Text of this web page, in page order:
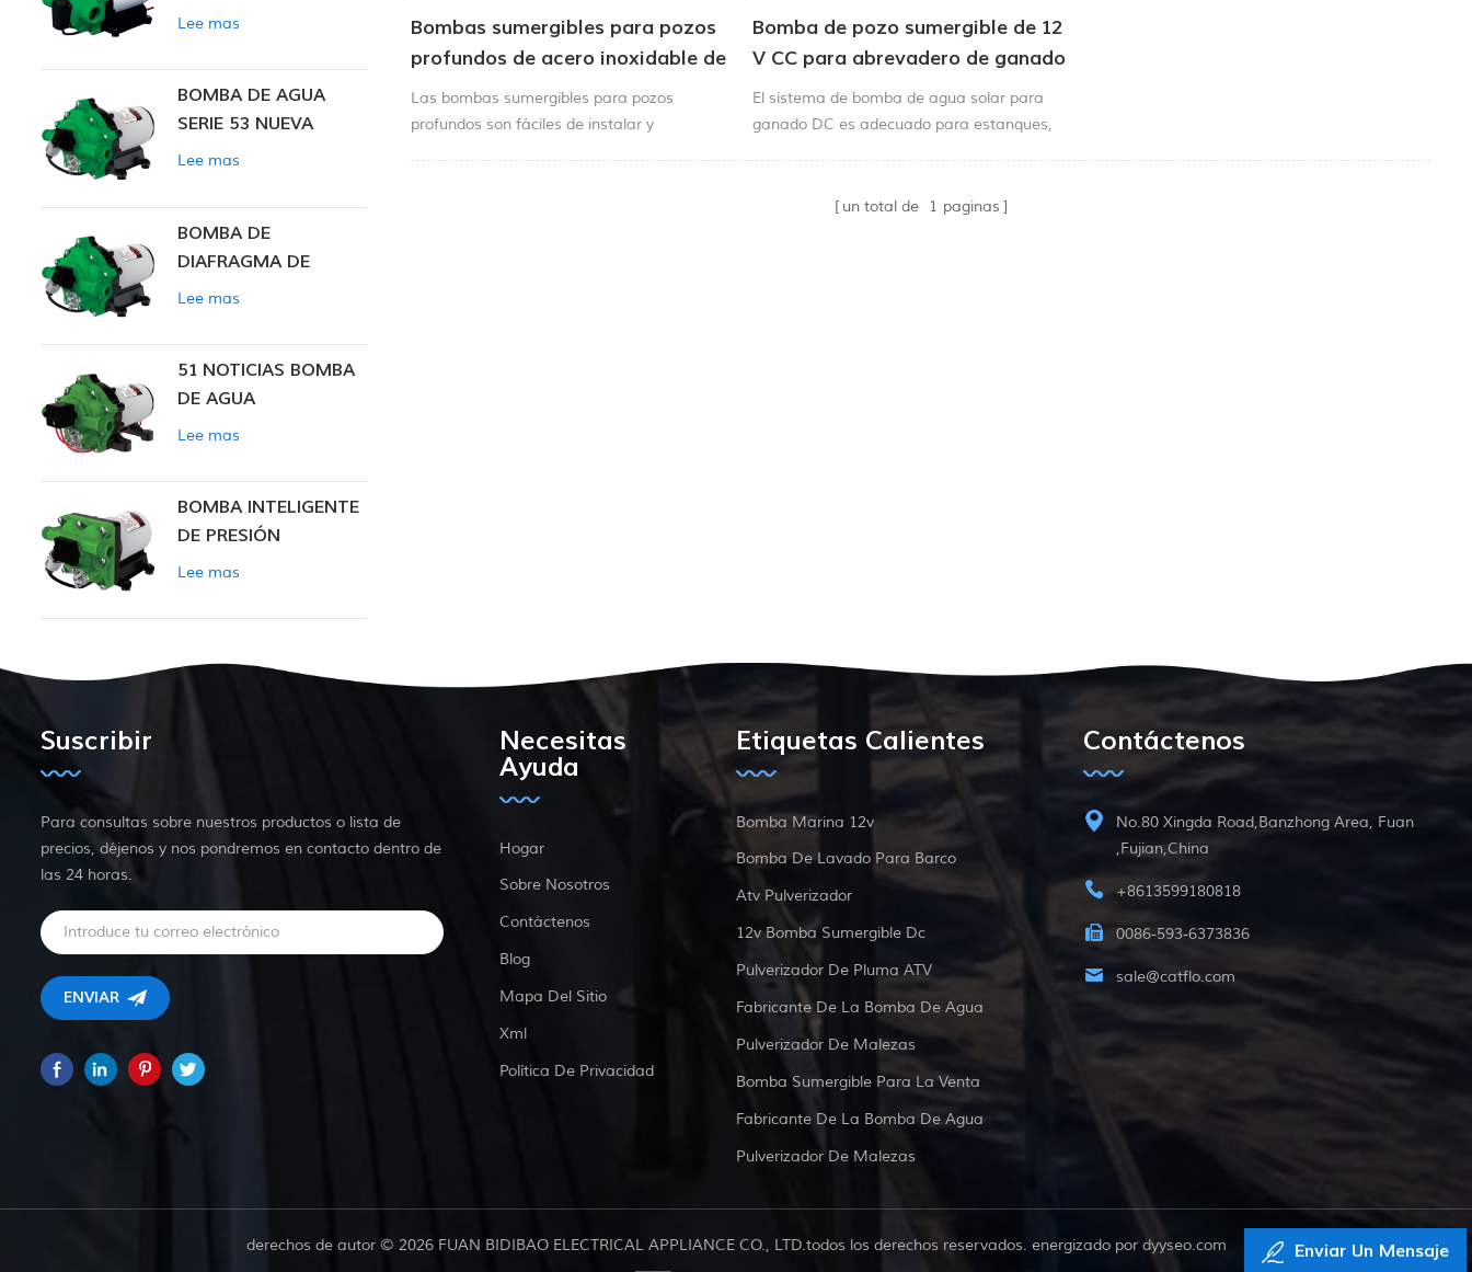
Bombas sumergibles para pozos
profundos de acero inoxidable de
24 V
Las bombas sumergibles para pozos
profundos son fáciles de instalar y
Bomba de pozo sumergible de 12
V CC para abrevadero de ganado
El sistema de bomba de agua solar para
ganado DC es adecuado para estanques,
un total de
1 paginas
CC DE PRESIÓN
Lee mas
BOMBA DE AGUA
SERIE 53 NUEVA
Lee mas
BOMBA DE
DIAFRAGMA DE
PRESIÓN CONSTANTE
Lee mas
51 NOTICIAS BOMBA
DE AGUA
Lee mas
BOMBA INTELIGENTE
DE PRESIÓN
CONSTANTE SERIE
Lee mas
Suscribir
Para consultas sobre nuestros productos o lista de
precios, déjenos y nos pondremos en contacto dentro de
las 24 horas.
Necesitas
Ayuda
Hogar
Sobre Nosotros
Contáctenos
Blog
Mapa Del Sitio
Xml
Política De Privacidad
Etiquetas Calientes
Bomba Marina 12v
Bomba De Lavado Para Barco
Atv Pulverizador
12v Bomba Sumergible Dc
Pulverizador De Pluma ATV
Fabricante De La Bomba De Agua
Pulverizador De Malezas
Bomba Sumergible Para La Venta
Fabricante De La Bomba De Agua
Pulverizador De Malezas
Contáctenos
No.80 Xingda Road,Banzhong Area, Fuan
,Fujian,China
+8613599180818
0086-593-6373836
sale@catflo.com
derechos de autor © 2026 FUAN BIDIBAO ELECTRICAL APPLIANCE CO., LTD.todos los derechos reservados. energizado por dyyseo.com
Enviar Un Mensaje